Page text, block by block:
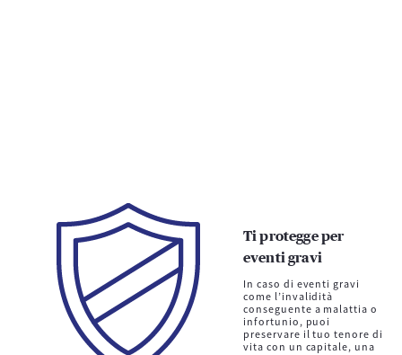
Ti protegge per
eventi gravi
In caso di eventi gravi
come l’invalidità
conseguente a malattia o
infortunio, puoi
preservare il tuo tenore di
vita con un capitale, una